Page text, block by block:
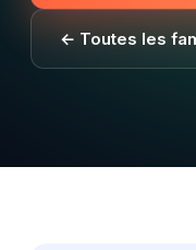
← Toutes les